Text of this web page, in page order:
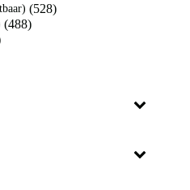
(528)
(488)